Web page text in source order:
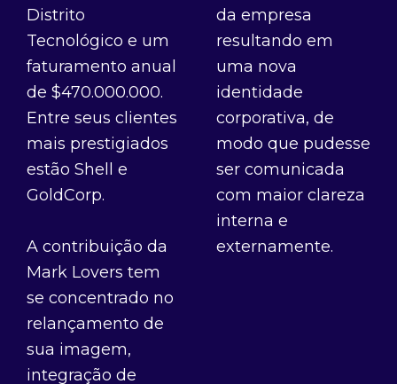
Distrito
Tecnológico e um
faturamento anual
de $470.000.000.
Entre seus clientes
mais prestigiados
estão Shell e
GoldCorp.
A contribuição da
Mark Lovers tem
se concentrado no
relançamento de
sua imagem,
integração de
da empresa
resultando em
uma nova
identidade
corporativa, de
modo que pudesse
ser comunicada
com maior clareza
interna e
externamente.